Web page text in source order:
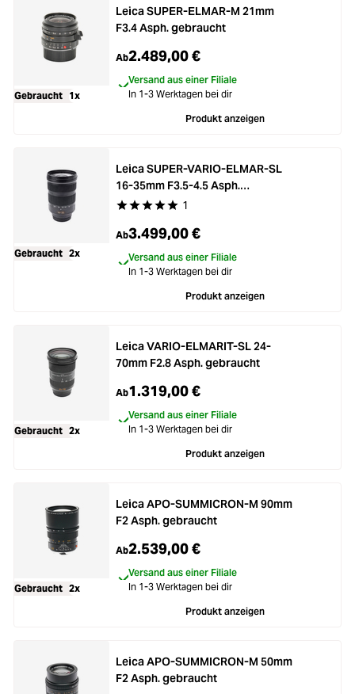
Gebraucht 1x
Leica SUPER-ELMAR-M 21mm
F3.4 Asph. gebraucht
Ab2.489,00 €
Versand aus einer Filiale
In 1-3 Werktagen bei dir
Produkt anzeigen
Gebraucht 2x
Durchschnittliche Bewertung von 5 von 5
1
Leica SUPER-VARIO-ELMAR-SL
16-35mm F3.5-4.5 Asph.
gebraucht
Ab3.499,00 €
Versand aus einer Filiale
In 1-3 Werktagen bei dir
Produkt anzeigen
Gebraucht 2x
Leica VARIO-ELMARIT-SL 24-
70mm F2.8 Asph. gebraucht
Ab1.319,00 €
Versand aus einer Filiale
In 1-3 Werktagen bei dir
Produkt anzeigen
Gebraucht 2x
Leica APO-SUMMICRON-M 90mm
F2 Asph. gebraucht
Ab2.539,00 €
Versand aus einer Filiale
In 1-3 Werktagen bei dir
Produkt anzeigen
Leica APO-SUMMICRON-M 50mm
F2 Asph. gebraucht